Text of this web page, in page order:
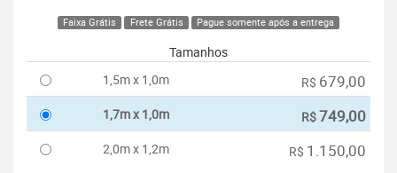
Faixa Grátis Frete Grátis Pague somente após a entrega
Tamanhos
1,5m x 1,0m
R$ 679,00
1,7m x 1,0m R$749,00
2,0m x 1,2m R$ 1.150,00